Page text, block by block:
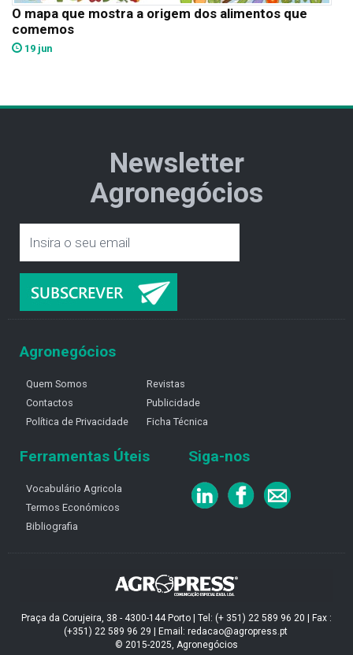
O mapa que mostra a origem dos alimentos que
comemos
19 jun
Newsletter
Agronegócios
Agronegócios
Quem Somos
Contactos
Política de Privacidade
Revistas
Publicidade
Ficha Técnica
Ferramentas Úteis
Vocabulário Agricola
Termos Económicos
Bibliografia
Siga-nos
Praça da Corujeira, 38 - 4300-144 Porto | Tel: (+ 351) 22 589 96 20 | Fax :
(+351) 22 589 96 29 | Email: redacao@agropress.pt
© 2015-2025, Agronegócios